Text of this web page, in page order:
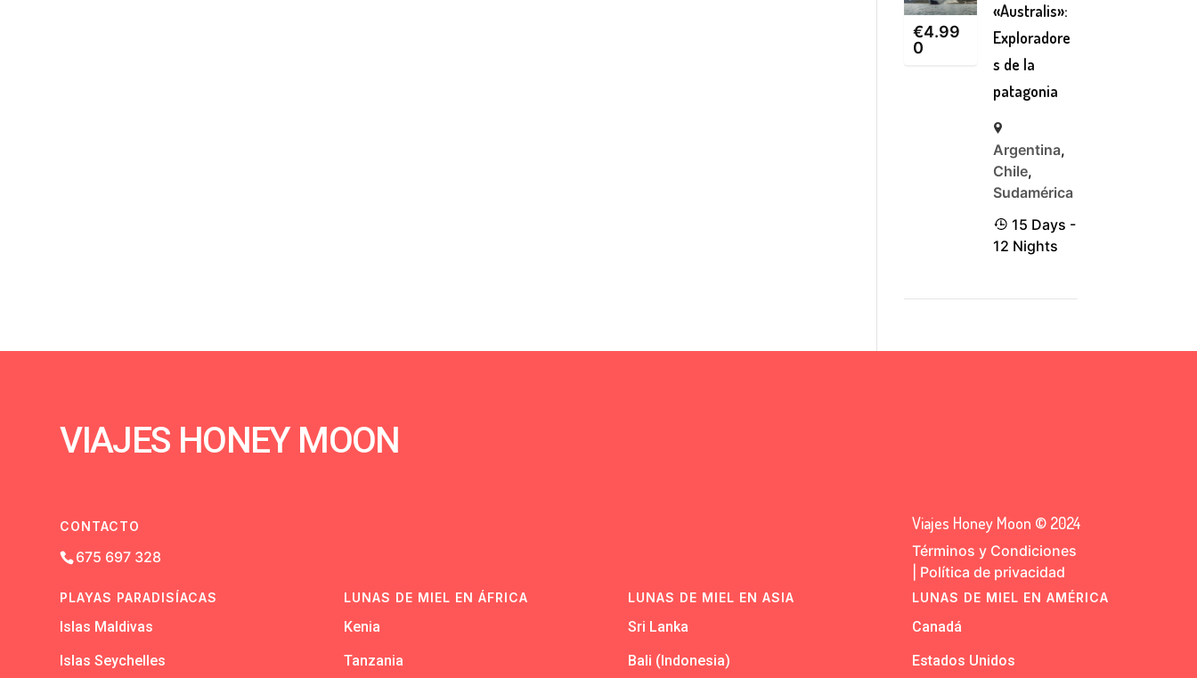
€4.99
0
«Australis»:
Exploradore
s de la
patagonia
Argentina,
Chile,
Sudamérica
15 Days -
12 Nights
VIAJES HONEY MOON
CONTACTO
675 697 328
Viajes Honey Moon © 2024
Términos y Condiciones
Política de privacidad
PLAYAS PARADISÍACAS
Islas Maldivas
Islas Seychelles
LUNAS DE MIEL EN ÁFRICA
Kenia
Tanzania
LUNAS DE MIEL EN ASIA
Sri Lanka
Bali (Indonesia)
LUNAS DE MIEL EN AMÉRICA
Canadá
Estados Unidos